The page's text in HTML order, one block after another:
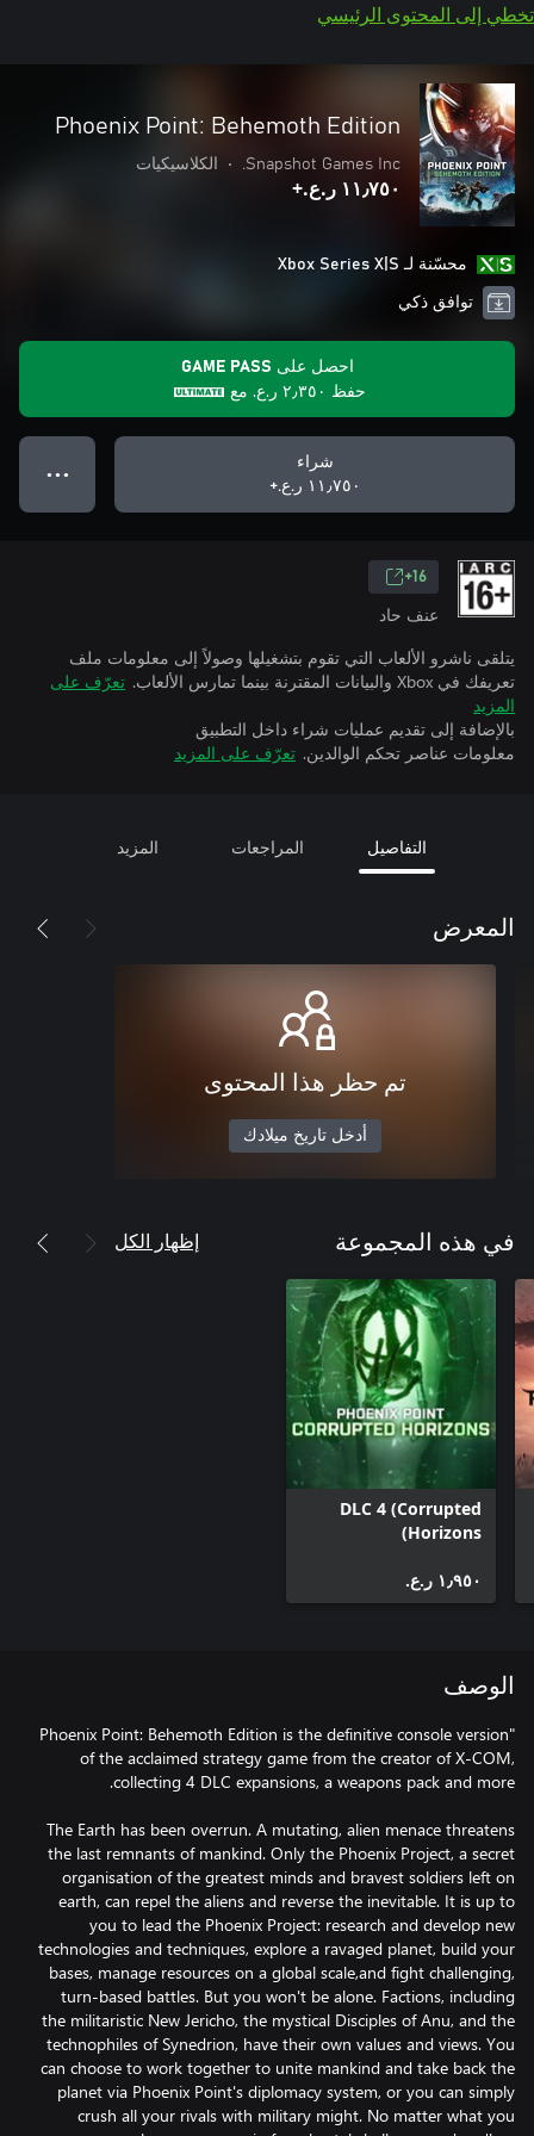
تخطي إلى المحتوى الرئيسي
Phoenix Point: Behemoth Edition
Snapshot Games Inc.
• الكلاسيكيات
١١٫٧٥٠ ر.ع.‏+
محسّنة لـ Xbox Series X|S
توافق ذكي
احصل على GAME PASS
حفظ ٢٫٣٥٠ ر.ع.‏ مع
شراء
١١٫٧٥٠ ر.ع.‏+
● ● ●
16+
عنف حاد
يتلقى ناشرو الألعاب التي تقوم بتشغيلها وصولاً إلى معلومات ملف
تعريفك في Xbox والبيانات المقترنة بينما تمارس الألعاب.
تعرّف على
المزيد
بالإضافة إلى تقديم عمليات شراء داخل التطبيق
معلومات عناصر تحكم الوالدين. تعرّف على المزيد
التفاصيل المراجعات المزيد
المعرض
تم حظر هذا المحتوى
أدخل تاريخ ميلادك
في هذه المجموعة إظهار الكل
DLC 4 (Corrupted
Horizons)
١٫٩٥٠ ر.ع.‏
الوصف
"Phoenix Point: Behemoth Edition is the definitive console version
of the acclaimed strategy game from the creator of X-COM,
The Earth has been overrun. A mutating, alien menace threatens
the last remnants of mankind. Only the Phoenix Project, a secret
organisation of the greatest minds and bravest soldiers left on
earth, can repel the aliens and reverse the inevitable. It is up to
you to lead the Phoenix Project: research and develop new
technologies and techniques, explore a ravaged planet, build your
bases, manage resources on a global scale,and fight challenging,
turn-based battles. But you won't be alone. Factions, including
the militaristic New Jericho, the mystical Disciples of Anu, and the
technophiles of Synedrion, have their own values and views. You
can choose to work together to unite mankind and take back the
planet via Phoenix Point's diplomacy system, or you can simply
crush all your rivals with military might. No matter what you